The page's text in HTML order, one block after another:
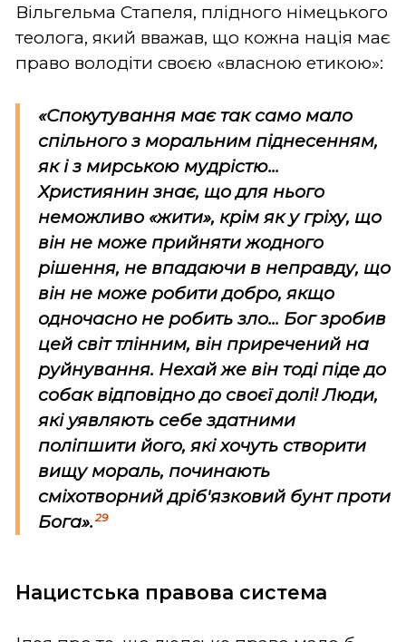
Вільгельма Стапеля, плідного німецького
теолога, який вважав, що кожна нація має
право володіти своєю «власною етикою»:
«Спокутування має так само мало
спільного з моральним піднесенням,
як і з мирською мудрістю...
Християнин знає, що для нього
неможливо «жити», крім як у гріху, що
він не може прийняти жодного
рішення, не впадаючи в неправду, що
він не може робити добро, якщо
одночасно не робить зло... Бог зробив
цей світ тлінним, він приречений на
руйнування. Нехай же він тоді піде до
собак відповідно до своєї долі! Люди,
які уявляють себе здатними
поліпшити його, які хочуть створити
вищу мораль, починають
сміхотворний дріб'язковий бунт проти
Бога». 29
Нацистська правова система